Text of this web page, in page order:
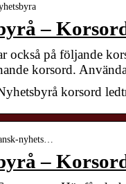
–
också på följande
korsord.
korsord
nyhets…
–